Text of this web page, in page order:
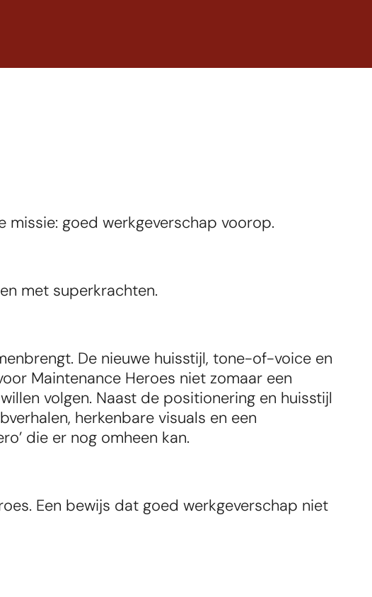
goed werkgeverschap voorop.
met superkrachten.
De nieuwe huisstijl, tone-of-voice en
Maintenance Heroes niet zomaar een
volgen. Naast de positionering en huisstijl
herkenbare visuals en een
die er nog omheen kan.
Een bewijs dat goed werkgeverschap niet